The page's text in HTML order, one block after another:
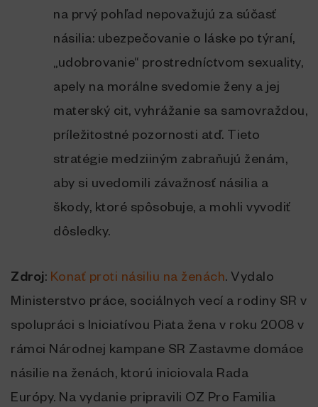
na prvý pohľad nepovažujú za súčasť
násilia: ubezpečovanie o láske po týraní,
„udobrovanie“ prostredníctvom sexuality,
apely na morálne svedomie ženy a jej
materský cit, vyhrážanie sa samovraždou,
príležitostné pozornosti atď. Tieto
stratégie medziiným zabraňujú ženám,
aby si uvedomili závažnosť násilia a
škody, ktoré spôsobuje, a mohli vyvodiť
dôsledky.
Zdroj: Konať proti násiliu na ženách. Vydalo
Ministerstvo práce, sociálnych vecí a rodiny SR v
spolupráci s Iniciatívou Piata žena v roku 2008 v
rámci Národnej kampane SR Zastavme domáce
násilie na ženách, ktorú iniciovala Rada
Európy. Na vydanie pripravili OZ Pro Familia